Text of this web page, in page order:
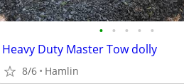
• • • • •
Heavy Duty Master Tow dolly
8/6 Hamlin